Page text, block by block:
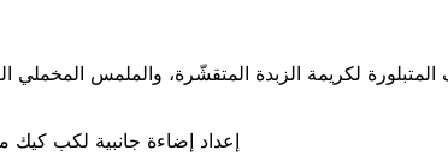
لكريمة الزبدة المتقشّرة، والملمس
إعداد إضاءة جانبية لكب